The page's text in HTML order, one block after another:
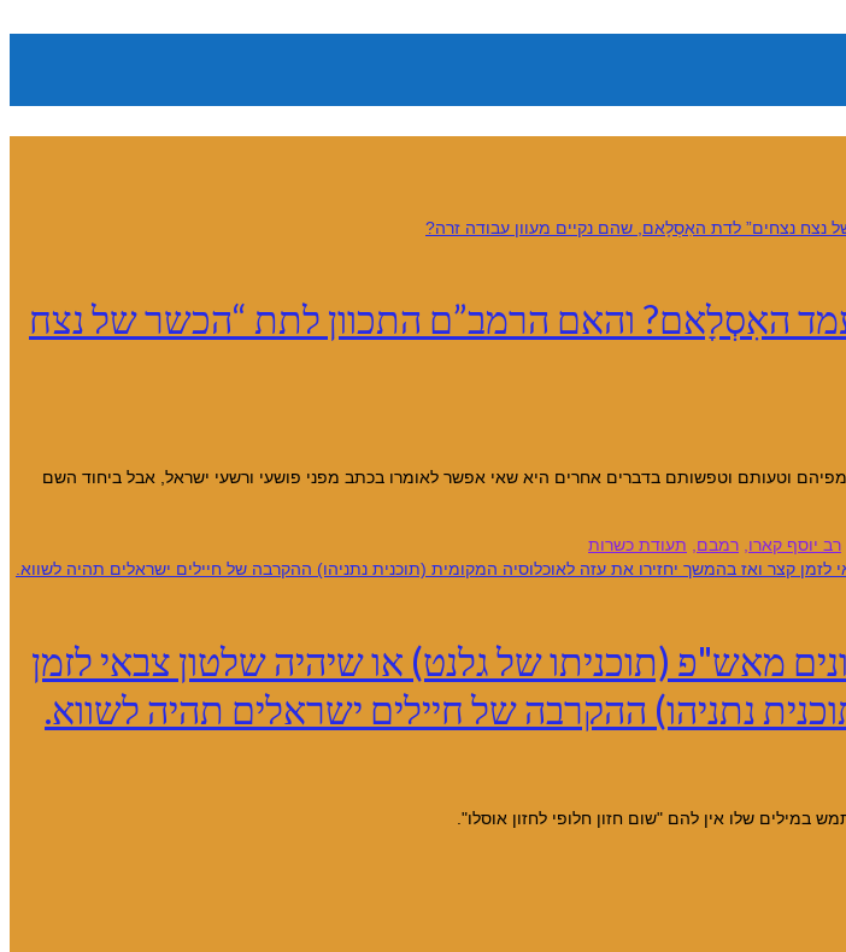
האִסְלָאם? והאם הרמב”ם התכוון לתת “הכשר של נצח
וטעותם וטפשותם בדברים אחרים היא שאי אפשר לאומרו בכתב מפני פושעי ורשעי ישראל, אבל ביחוד השם
רב יוסף קארו רמבם תעודת כשרות
מאש"פ (תוכניתו של גלנט) או שיהיה שלטון צבאי לזמן
נתניהו) ההקרבה של חיילים ישראלים תהיה לשווא.
שלו אין להם "שום חזון חלופי לחזון אוסלו".